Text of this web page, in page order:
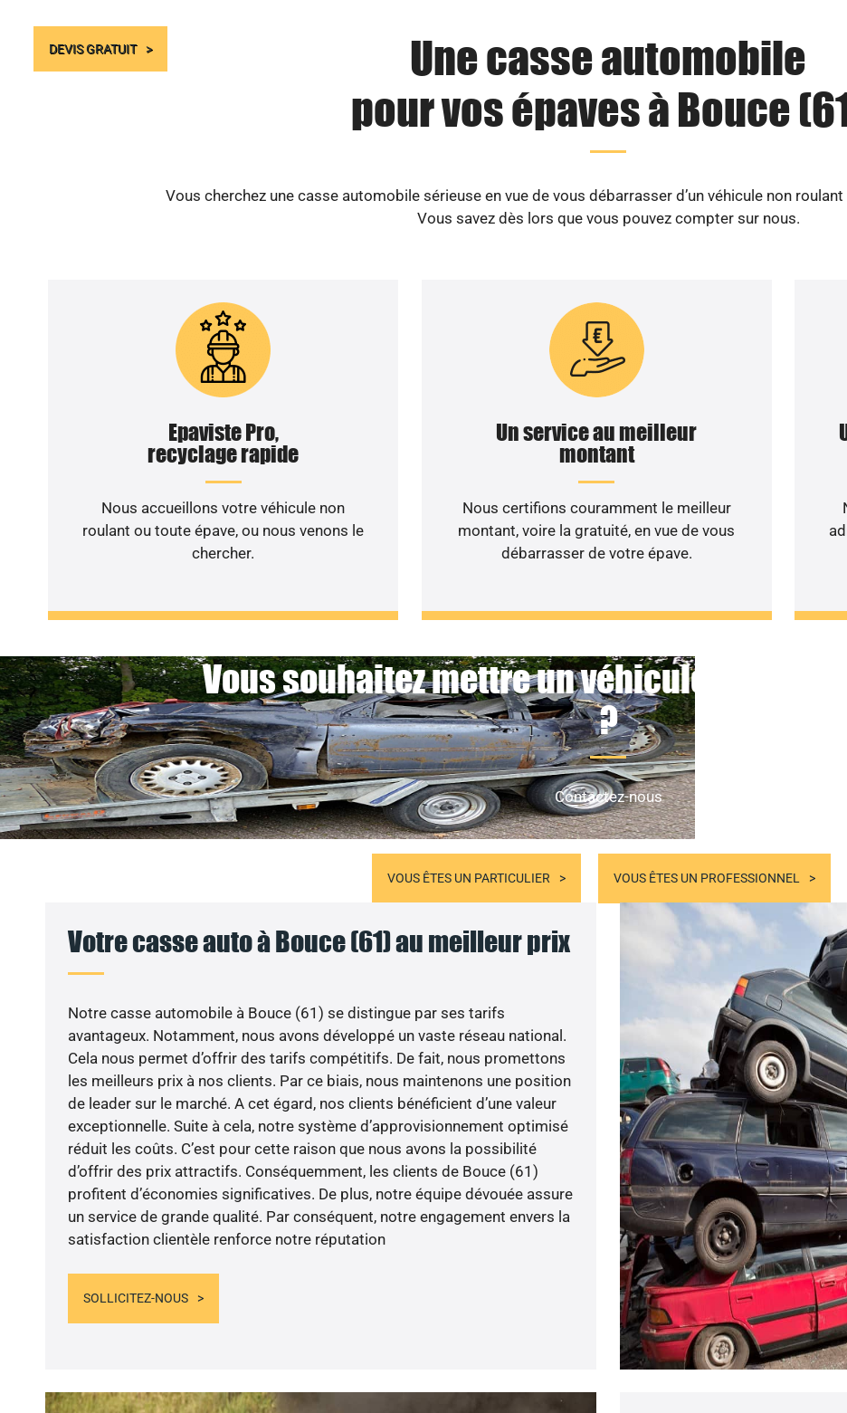
DEVIS GRATUIT
Une casse automobile
pour vos épaves à Bouce
Vous cherchez une casse automobile sérieuse en vue de vous débarrasser d’un véhicule non roulant
Vous savez dès lors que vous pouvez compter sur nous.
Epaviste Pro,
recyclage rapide
Nous accueillons votre véhicule non
roulant ou toute épave, ou nous venons le
chercher.
Un service au meilleur
montant
Nous certifions couramment le meilleur
montant, voire la gratuité, en vue de vous
débarrasser de votre épave.
Vous souhaitez mettre un véhicule non
?
Contactez-nous
VOUS ÊTES UN PARTICULIER VOUS ÊTES UN PROFESSIONNEL
Votre casse auto à Bouce (61) au meilleur prix
Notre casse automobile à Bouce (61) se distingue par ses tarifs
avantageux. Notamment, nous avons développé un vaste réseau national.
Cela nous permet d’offrir des tarifs compétitifs. De fait, nous promettons
les meilleurs prix à nos clients. Par ce biais, nous maintenons une position
de leader sur le marché. A cet égard, nos clients bénéficient d’une valeur
exceptionnelle. Suite à cela, notre système d’approvisionnement optimisé
réduit les coûts. C’est pour cette raison que nous avons la possibilité
d’offrir des prix attractifs. Conséquemment, les clients de Bouce (61)
profitent d’économies significatives. De plus, notre équipe dévouée assure
un service de grande qualité. Par conséquent, notre engagement envers la
satisfaction clientèle renforce notre réputation
SOLLICITEZ-NOUS